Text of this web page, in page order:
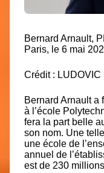
Bernard Arnault,
Paris, le 6 mai
Crédit : LUDOVIC
Bernard Arnault a
à l’école
fera la part belle
son nom. Une
une école de
annuel de
est de 230